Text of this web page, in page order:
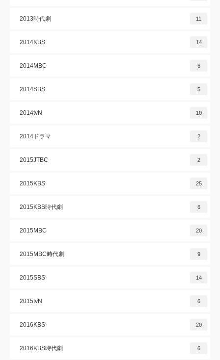
2013時代劇 11
2014KBS 14
2014MBC 6
2014SBS 5
2014tvN 10
2014ドラマ 2
2015JTBC 2
2015KBS 25
2015KBS時代劇 6
2015MBC 20
2015MBC時代劇 9
2015SBS 14
2015tvN 6
2016KBS 20
2016KBS時代劇 6